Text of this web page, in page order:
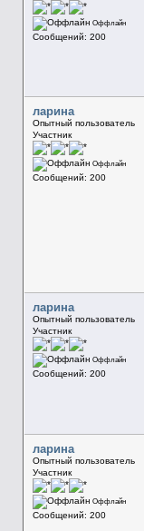
Оффлайн
Сообщений: 200
ларина
Опытный пользователь
Участник
Оффлайн
Сообщений: 200
ларина
Опытный пользователь
Участник
Оффлайн
Сообщений: 200
ларина
Опытный пользователь
Участник
Оффлайн
Сообщений: 200